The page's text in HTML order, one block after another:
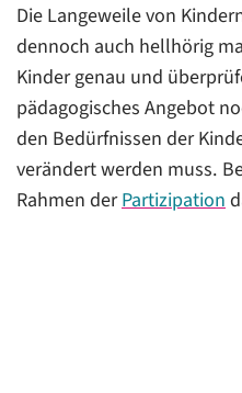
Die Langeweile von
dennoch auch hellhörig
Kinder genau und
pädagogisches Angebot
den Bedürfnissen der
verändert werden muss.
Rahmen derPartizipation